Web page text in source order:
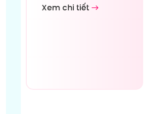
Xem chi tiết